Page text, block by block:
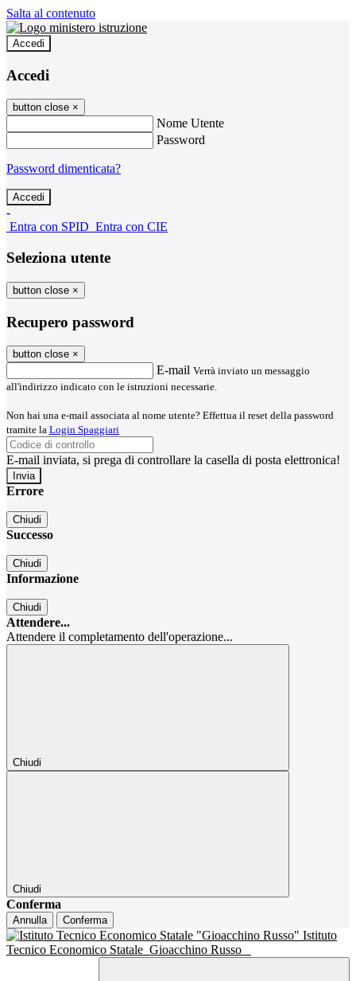
Salta al contenuto
Accedi
Accedi
button close ×
Nome Utente
Password
Password dimenticata?
-
Entra con SPID Entra con CIE
Seleziona utente
button close ×
Recupero password
button close ×
E-mail Verrà inviato un messaggio
all'indirizzo indicato con le istruzioni necessarie.
Non hai una e-mail associata al nome utente? Effettua il reset della password
tramite la Login Spaggiari
E-mail inviata, si prega di controllare la casella di posta elettronica!
Errore
Chiudi
Successo
Chiudi
Informazione
Chiudi
Attendere...
Attendere il completamento dell'operazione...
Chiudi
Chiudi
Conferma
Annulla Conferma
Istituto
Tecnico Economico Statale Gioacchino Russo